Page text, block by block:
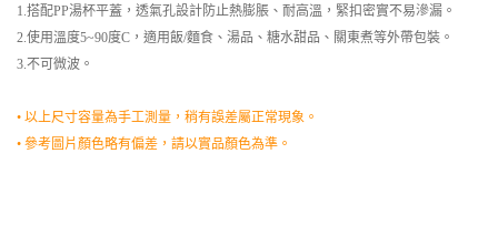
1.搭配PP湯杯平蓋，透氣孔設計防止熱膨脹、耐高溫，緊扣密實不易滲漏。
2.使用溫度5~90度C，適用飯/麵食、湯品、糖水甜品、關東煮等外帶包裝。
3.不可微波。
• 以上尺寸容量為手工測量，稍有誤差屬正常現象。
• 參考圖片顏色略有偏差，請以實品顏色為準。